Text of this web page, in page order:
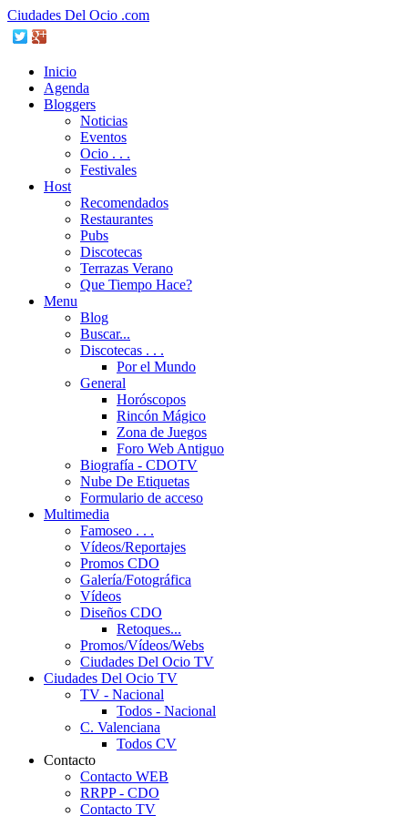
Ciudades Del Ocio .com
Inicio
Agenda
Bloggers
Noticias
Eventos
Ocio . . .
Festivales
Host
Recomendados
Restaurantes
Pubs
Discotecas
Terrazas Verano
Que Tiempo Hace?
Menu
Blog
Buscar...
Discotecas . . .
Por el Mundo
General
Horóscopos
Rincón Mágico
Zona de Juegos
Foro Web Antiguo
Biografía - CDOTV
Nube De Etiquetas
Formulario de acceso
Multimedia
Famoseo . . .
Vídeos/Reportajes
Promos CDO
Galería/Fotográfica
Vídeos
Diseños CDO
Retoques...
Promos/Vídeos/Webs
Ciudades Del Ocio TV
Ciudades Del Ocio TV
TV - Nacional
Todos - Nacional
C. Valenciana
Todos CV
Contacto
Contacto WEB
RRPP - CDO
Contacto TV